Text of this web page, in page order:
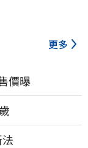
更多
價曝